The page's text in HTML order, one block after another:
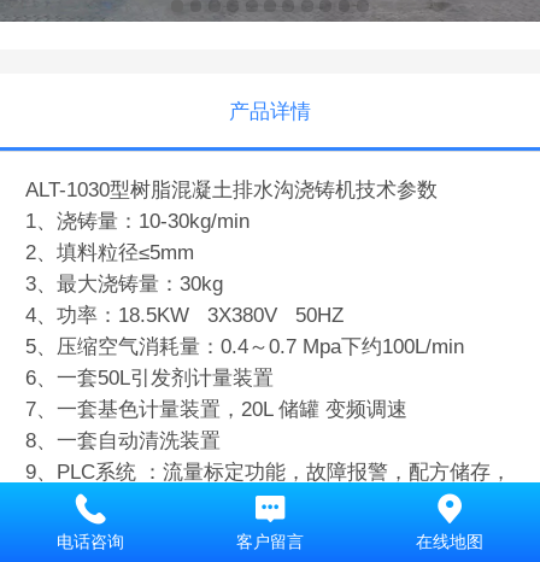
产品详情
ALT-1030型树脂混凝土排水沟浇铸机技术参数
1、浇铸量：10-30kg/min
2、填料粒径≤5mm
3、最大浇铸量：30kg
4、功率：18.5KW 3X380V 50HZ
5、压缩空气消耗量：0.4～0.7 Mpa下约100L/min
6、一套50L引发剂计量装置
7、一套基色计量装置，20L 储罐 变频调速
8、一套自动清洗装置
9、PLC系统 ：流量标定功能，故障报警，配方储存，
设备运行操作功能4个菜单
10、Resin.、Filler（石英砂、石子、细粉等）、颗
电话咨询 客户留言 在线地图